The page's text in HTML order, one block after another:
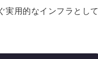
実用的なインフラとして